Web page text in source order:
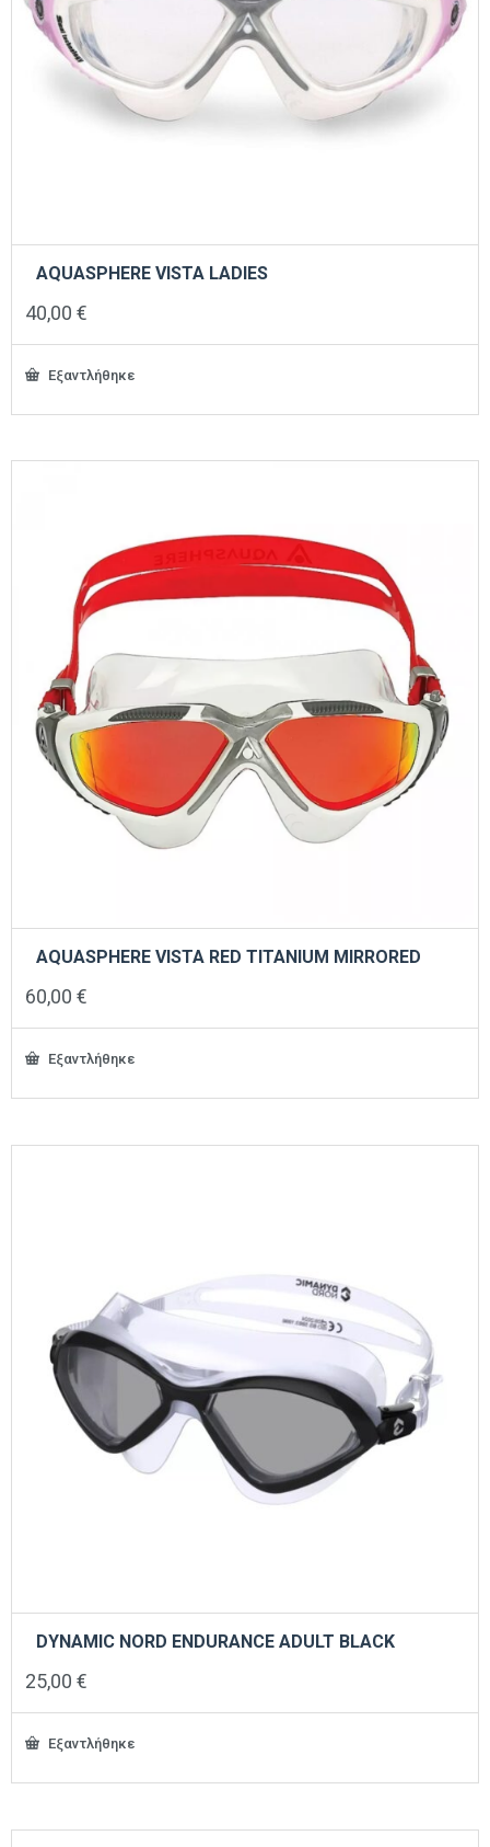
AQUASPHERE VISTA LADIES
40,00 €
Εξαντλήθηκε
AQUASPHERE VISTA RED TITANIUM MIRRORED
60,00 €
Εξαντλήθηκε
DYNAMIC NORD ENDURANCE ADULT BLACK
25,00 €
Εξαντλήθηκε